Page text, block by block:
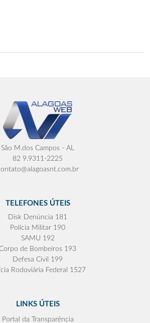
São M.dos Campos - AL
82 9.9311-2225
TELEFONES ÚTEIS
Disk Denúncia 181
Polícia Militar 190
SAMU 192
de Bombeiros 193
Defesa Civil 199
Rodoviária Federal 1527
LINKS ÚTEIS
Portal da Transparência